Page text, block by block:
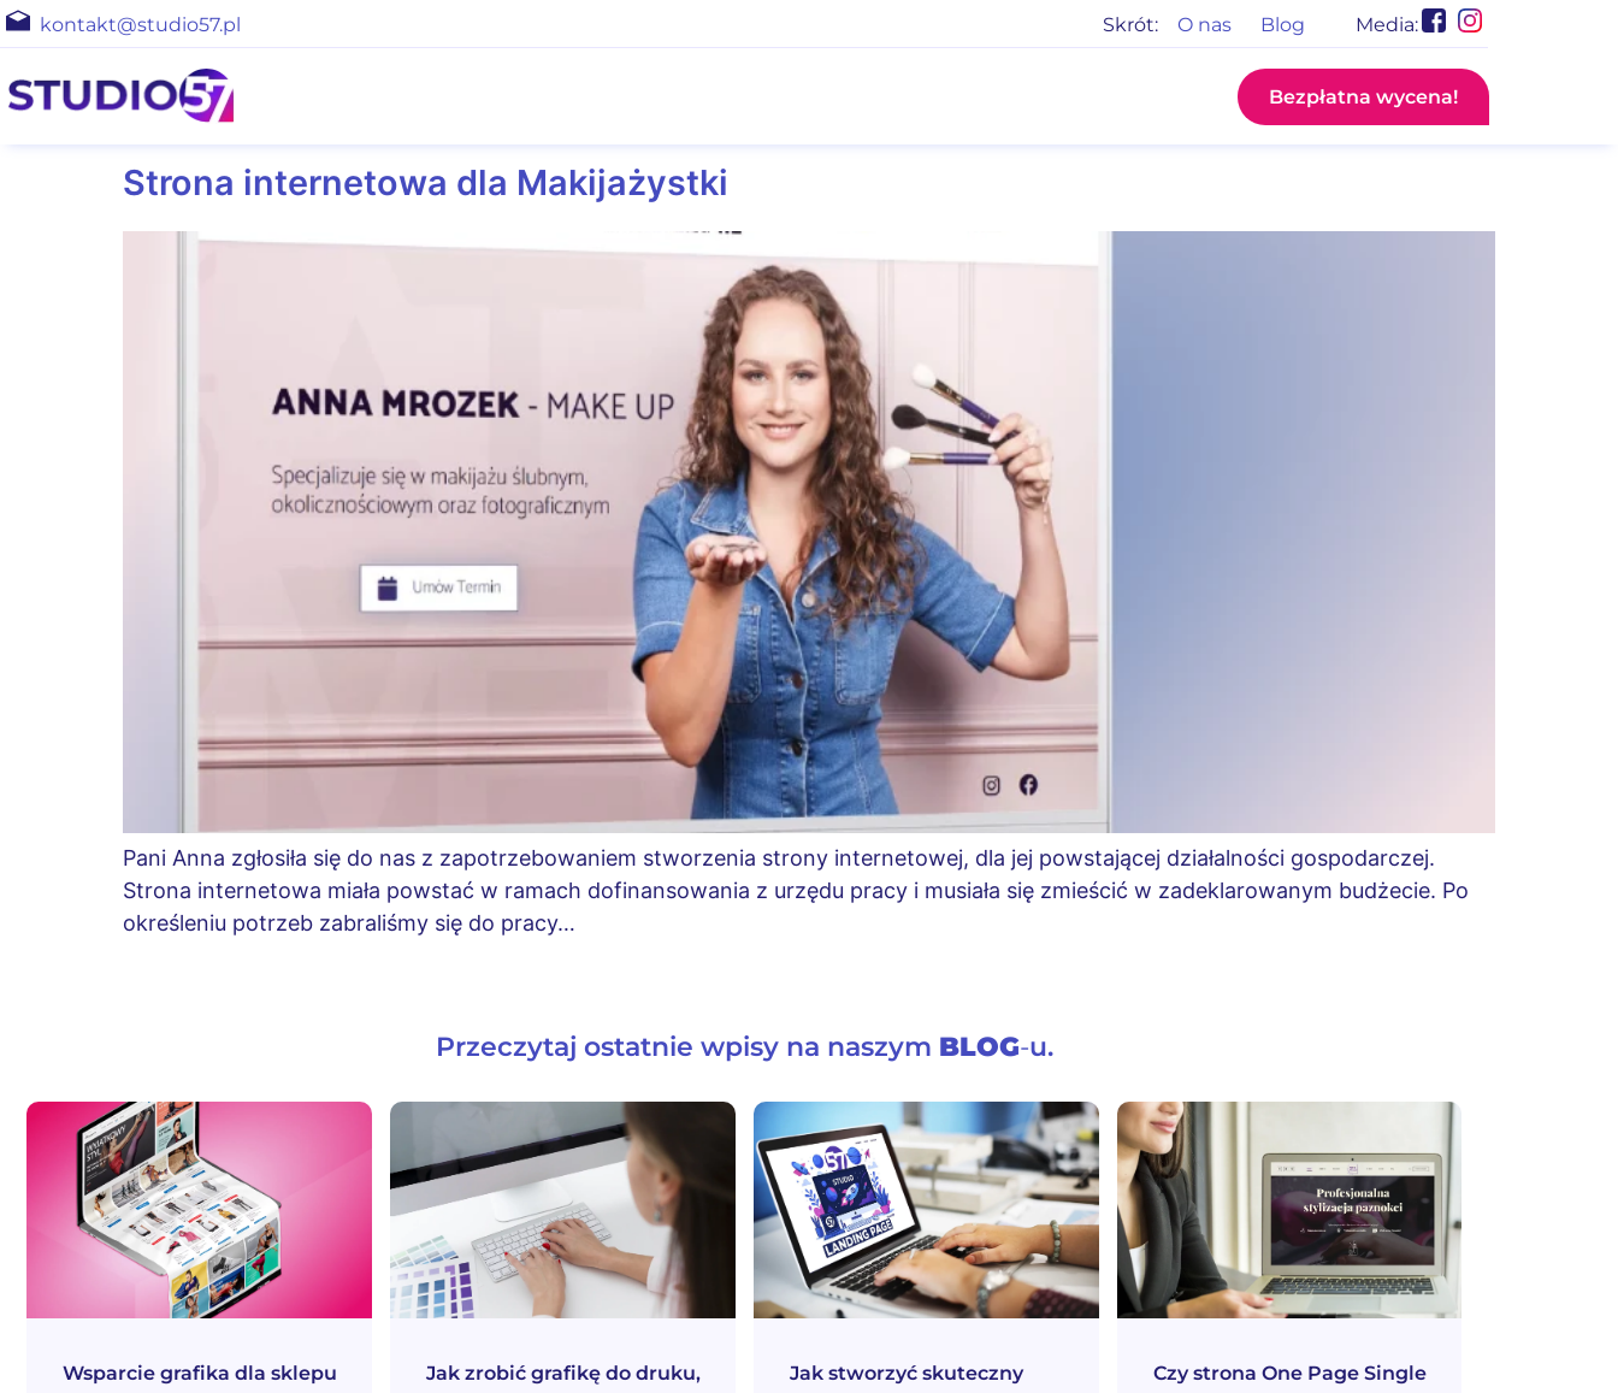
kontakt@studio57.pl Skrót: O nas Blog Media:
Bezpłatna wycena!
Strona internetowa dla Makijażystki
Pani Anna zgłosiła się do nas z zapotrzebowaniem stworzenia strony internetowej, dla jej powstającej działalności gospodarczej.
Strona internetowa miała powstać w ramach dofinansowania z urzędu pracy i musiała się zmieścić w zadeklarowanym budżecie. Po
określeniu potrzeb zabraliśmy się do pracy…
Przeczytaj ostatnie wpisy na naszym BLOG-u.
Wsparcie grafika dla sklepu
Jak zrobić grafikę do druku,
Jak stworzyć skuteczny
Czy strona One Page Single